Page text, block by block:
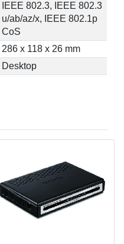
IEEE 802.3, IEEE 802.3
u/ab/az/x, IEEE 802.1p
CoS
286 x 118 x 26 mm
Desktop